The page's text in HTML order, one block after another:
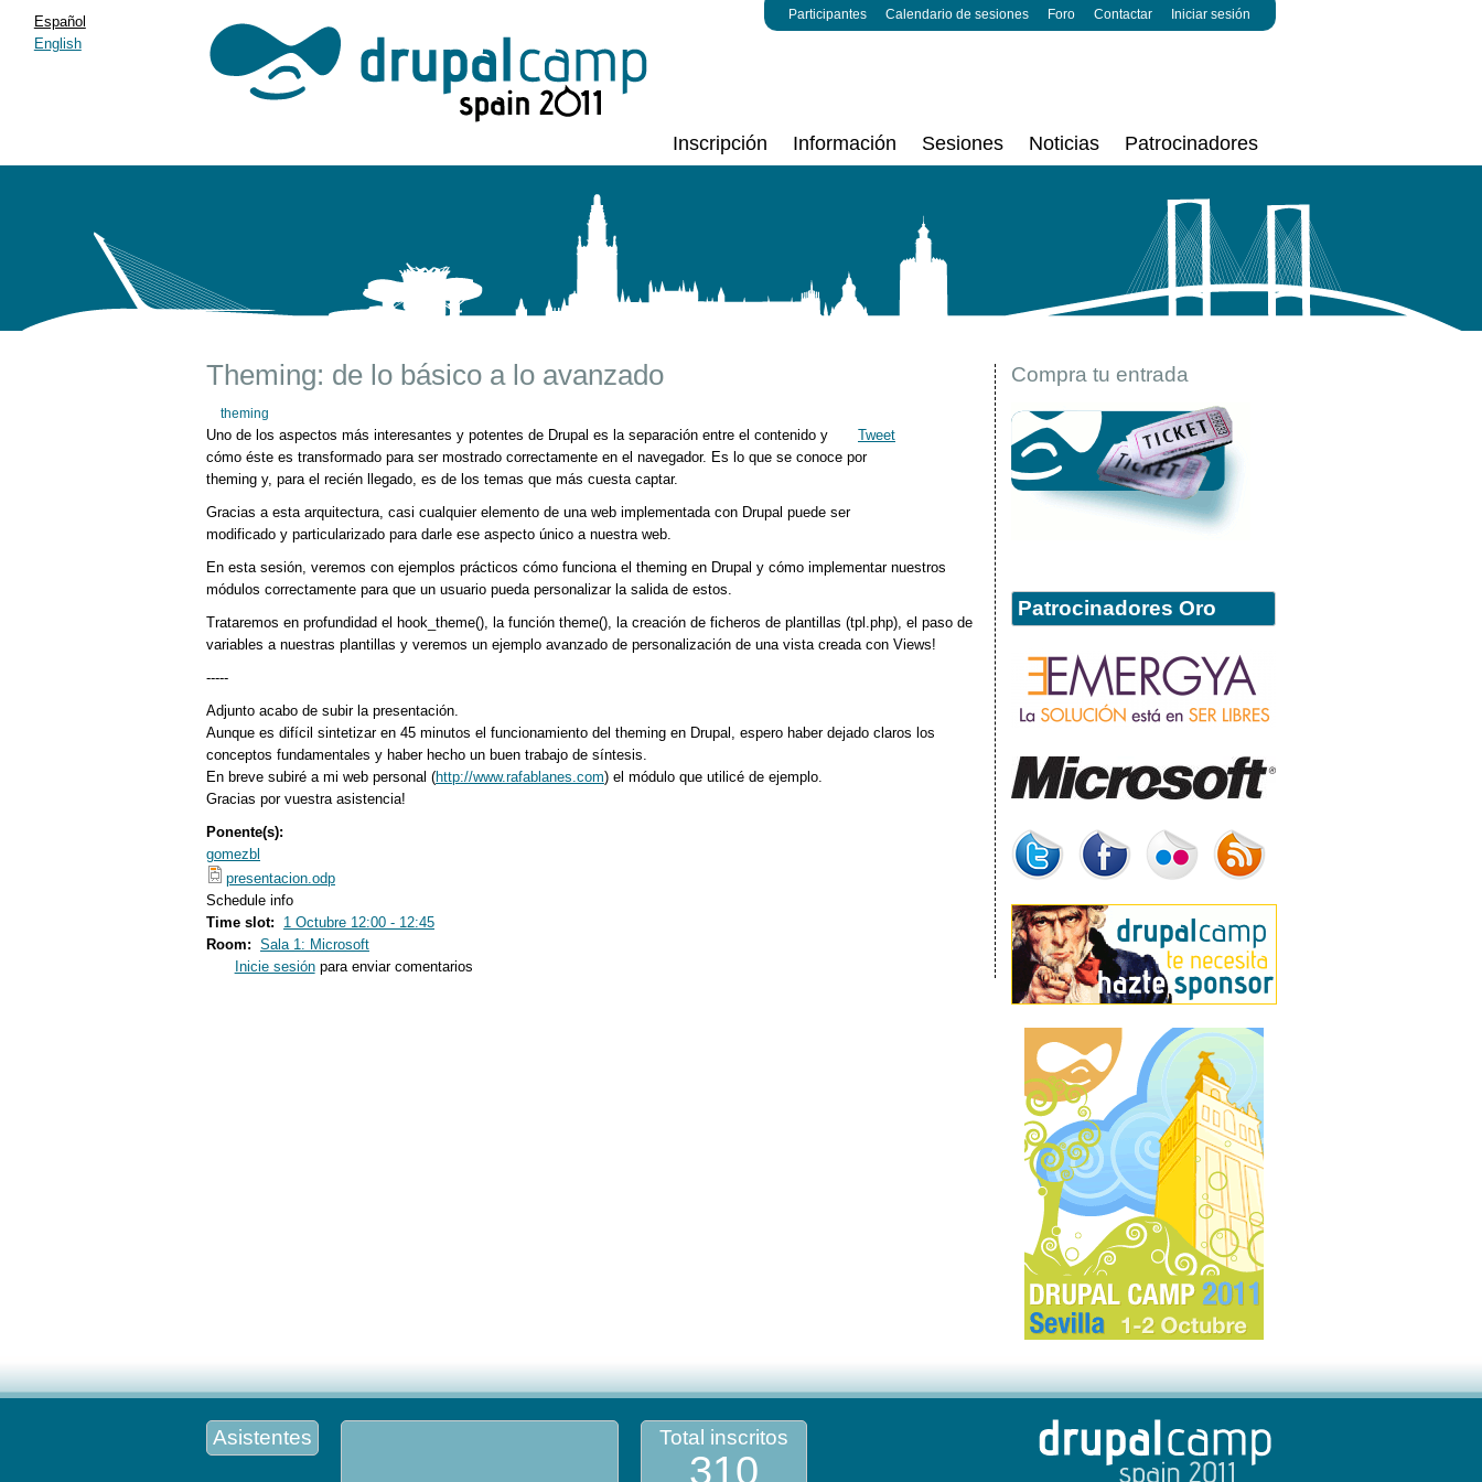
Participantes Calendario de sesiones Foro Contactar Iniciar sesión
Inscripción Información Sesiones Noticias Patrocinadores
Español
English
Theming: de lo básico a lo avanzado
theming
Tweet
Uno de los aspectos más interesantes y potentes de Drupal es la separación entre el contenido y
cómo éste es transformado para ser mostrado correctamente en el navegador. Es lo que se conoce por
theming y, para el recién llegado, es de los temas que más cuesta captar.
Gracias a esta arquitectura, casi cualquier elemento de una web implementada con Drupal puede ser
modificado y particularizado para darle ese aspecto único a nuestra web.
En esta sesión, veremos con ejemplos prácticos cómo funciona el theming en Drupal y cómo implementar nuestros
módulos correctamente para que un usuario pueda personalizar la salida de estos.
Trataremos en profundidad el hook_theme(), la función theme(), la creación de ficheros de plantillas (tpl.php), el paso de
variables a nuestras plantillas y veremos un ejemplo avanzado de personalización de una vista creada con Views!
-----
Adjunto acabo de subir la presentación.
Aunque es difícil sintetizar en 45 minutos el funcionamiento del theming en Drupal, espero haber dejado claros los
conceptos fundamentales y haber hecho un buen trabajo de síntesis.
En breve subiré a mi web personal (http://www.rafablanes.com) el módulo que utilicé de ejemplo.
Gracias por vuestra asistencia!
Ponente(s):
gomezbl
presentacion.odp
Schedule info
Time slot: 1 Octubre 12:00 - 12:45
Room: Sala 1: Microsoft
Inicie sesiónpara enviar comentarios
Compra tu entrada
Patrocinadores Oro
Asistentes Total inscritos
310